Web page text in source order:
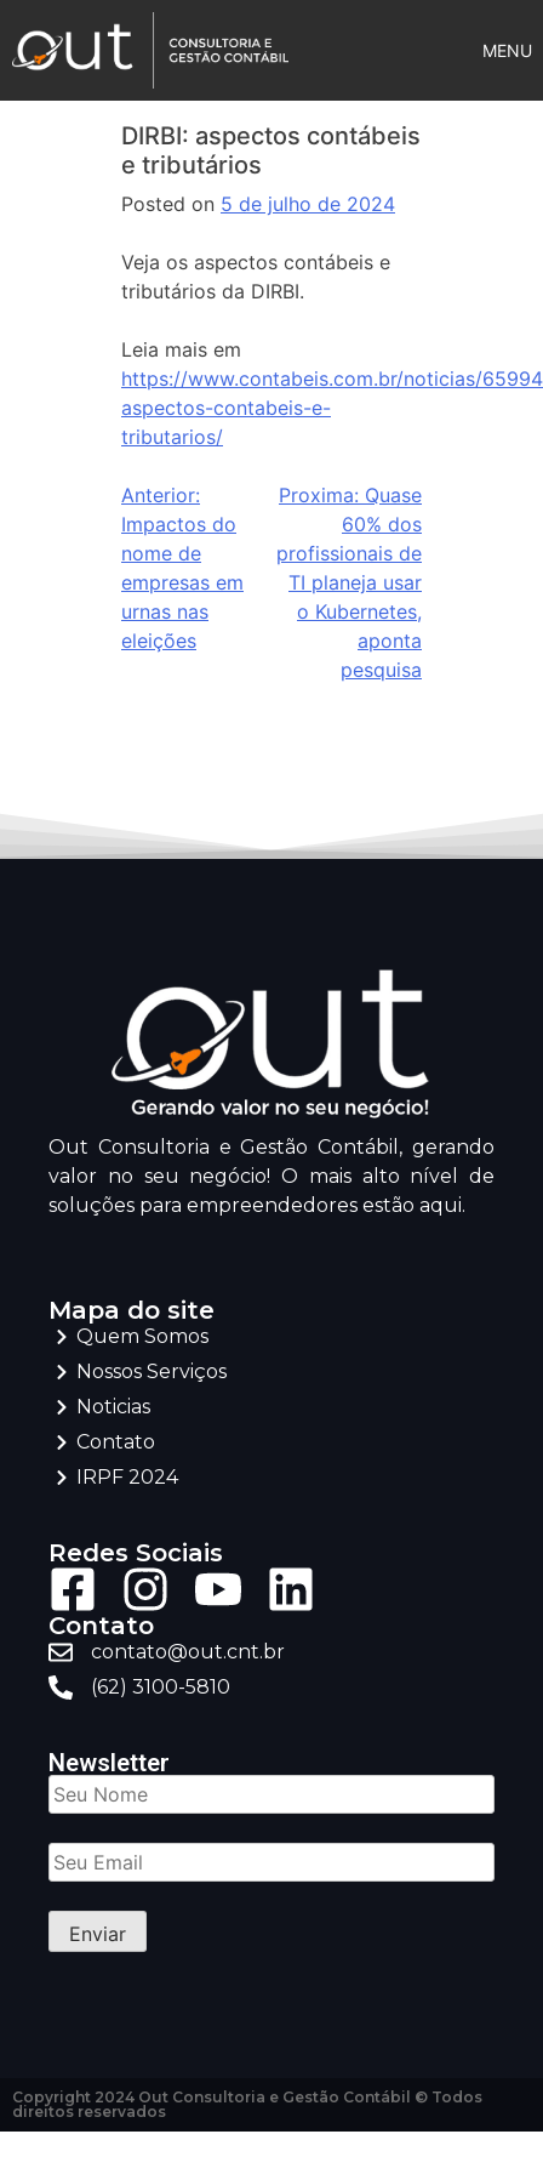
MENU
DIRBI: aspectos contábeis
e tributários
Posted on 5 de julho de 2024
Veja os aspectos contábeis e
tributários da DIRBI.
Leia mais em
https://www.contabeis.com.br/noticias/
aspectos-contabeis-e-
tributarios/
Anterior:
Impactos do
nome de
empresas em
urnas nas
eleições
Proxima: Quase
60% dos
profissionais de
TI planeja usar
o Kubernetes,
aponta
pesquisa
Out Consultoria e Gestão Contábil, gerando
valor no seu negócio! O mais alto nível de
soluções para empreendedores estão aqui.
Mapa do site
Quem Somos
Nossos Serviços
Noticias
Contato
IRPF 2024
Redes Sociais
Contato
contato@out.cnt.br
(62) 3100-5810
Newsletter
Copyright 2024 Out Consultoria e Gestão Contábil © Todos
direitos reservados